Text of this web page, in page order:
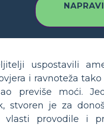
uspostavili
i ravnoteža
previše moći.
stvoren je za
provodile i